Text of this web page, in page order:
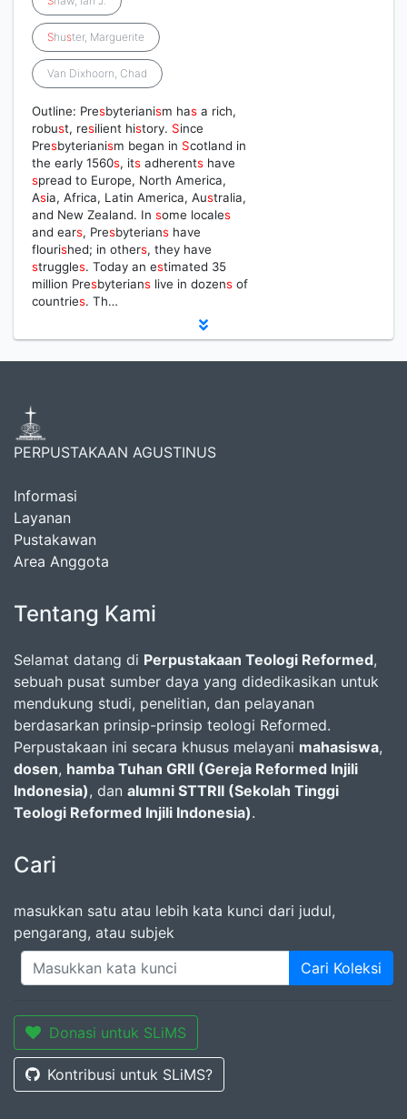
Shuster, Marguerite
Van Dixhoorn, Chad
Outline: Presbyterianism has a rich,
robust, resilient history. Since
Presbyterianism began in Scotland in
the early 1560s, its adherents have
spread to Europe, North America,
Asia, Africa, Latin America, Australia,
and New Zealand. In some locales
and ears, Presbyterians have
flourished; in others, they have
struggles. Today an estimated 35
million Presbyterians live in dozens of
countries. Th…
PERPUSTAKAAN AGUSTINUS
Informasi
Layanan
Pustakawan
Area Anggota
Tentang Kami
Selamat datang di Perpustakaan Teologi Reformed,
sebuah pusat sumber daya yang didedikasikan untuk
mendukung studi, penelitian, dan pelayanan
berdasarkan prinsip-prinsip teologi Reformed.
Perpustakaan ini secara khusus melayani mahasiswa,
dosen, hamba Tuhan GRII (Gereja Reformed Injili
Indonesia), dan alumni STTRII (Sekolah Tinggi
Teologi Reformed Injili Indonesia).
Cari
masukkan satu atau lebih kata kunci dari judul,
pengarang, atau subjek
Cari Koleksi
Donasi untuk SLiMS
Kontribusi untuk SLiMS?